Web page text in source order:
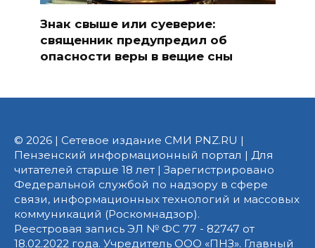
Знак свыше или суеверие:
священник предупредил об
опасности веры в вещие сны
© 2026 | Сетевое издание СМИ PNZ.RU |
Пензенский информационный портал | Для
читателей старше 18 лет | Зарегистрировано
Федеральной службой по надзору в сфере
связи, информационных технологий и массовых
коммуникаций (Роскомнадзор).
Реестровая запись ЭЛ № ФС 77 - 82747 от
18.02.2022 года. Учредитель ООО «ПНЗ». Главный